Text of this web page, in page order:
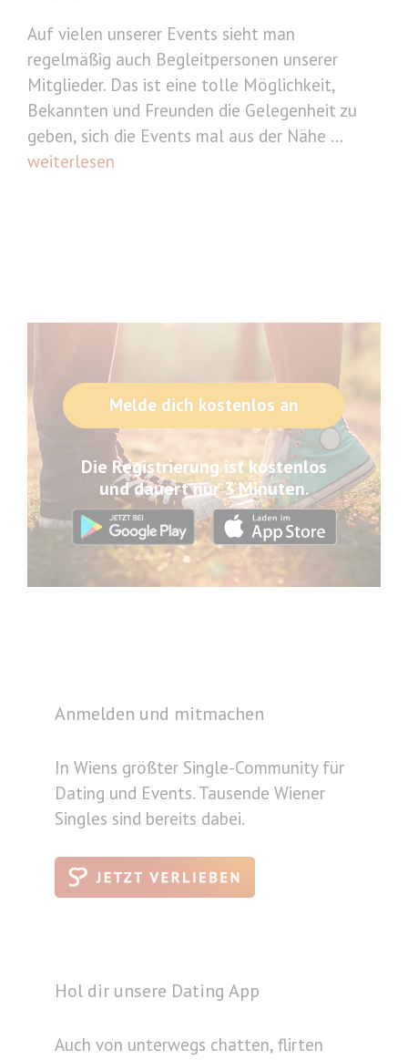
Auf vielen unserer Events sieht man
regelmäßig auch Begleitpersonen unserer
Mitglieder. Das ist eine tolle Möglichkeit,
Bekannten und Freunden die Gelegenheit zu
geben, sich die Events mal aus der Nähe ...
weiterlesen
Melde dich kostenlos an
Die Registrierung ist kostenlos
und dauert nur 3 Minuten.
Anmelden und mitmachen
In Wiens größter Single-Community für
Dating und Events. Tausende Wiener
Singles sind bereits dabei.
Hol dir unsere Dating App
Auch von unterwegs chatten, flirten